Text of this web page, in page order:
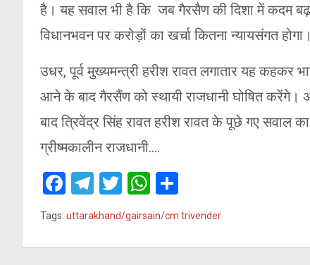
है। यह सवाल भी है कि जब गैरसैण की दिशा में कदम बढ़
विधानभवन पर करोड़ों का खर्चा कितना न्यायसंगत होगा।
उधर, पूर्व मुख्यमन्त्री हरीश रावत लगातार यह कहकर
आने के बाद गैरसैंण को स्थायी राजधानी घोषित
बाद त्रिवेंद्र सिंह रावत हरीश रावत के पूछे गए सवाल
ग्रीष्मकालीन राजधानी….
F
a
ce
b
T
el
e
gr
T
wi
tt
er
W
h
at
s
h
ar
e
Tags: uttarakhand/gairsain/cm trivender